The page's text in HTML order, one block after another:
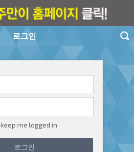
로그인
keep me logged in
로그인